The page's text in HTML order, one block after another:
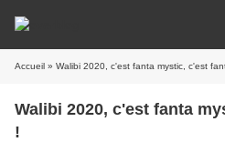
Accueil » Walibi 2020, c'est fanta mystic, c'est
Walibi 2020, c'est fanta
!